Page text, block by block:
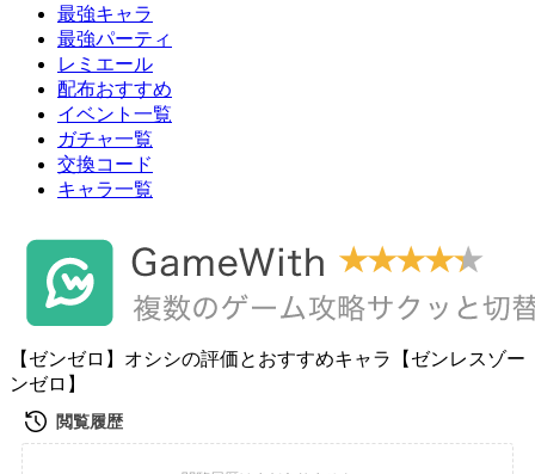
最強キャラ
最強パーティ
レミエール
配布おすすめ
イベント一覧
ガチャ一覧
交換コード
キャラ一覧
【ゼンゼロ】オシシの評価とおすすめキャラ【ゼンレスゾー
ンゼロ】